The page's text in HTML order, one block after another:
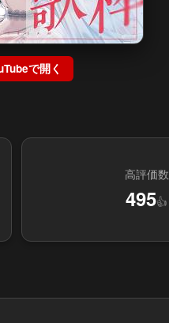
で開く
高評価数
495👍